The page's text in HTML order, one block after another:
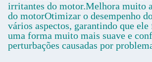
irritantes do motor.Melhora muito
do motorOtimizar o desempenho
vários aspectos, garantindo que
uma forma muito mais suave e
perturbações causadas por